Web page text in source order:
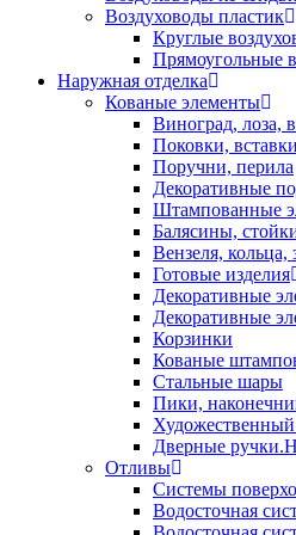
Воздуховоды пластик
Круглые
Прямоугольные
Наружная отделка
Кованые элементы
Виноград, лоза,
Поковки,
Поручни, перила
Декоративные
Штампованные
Балясины,
Вензеля, кольца,
Готовые изделия
Декоративные
Декоративные
Корзинки
Кованые
Стальные шары
Пики,
Дверные
Отливы
Системы
Водосточная